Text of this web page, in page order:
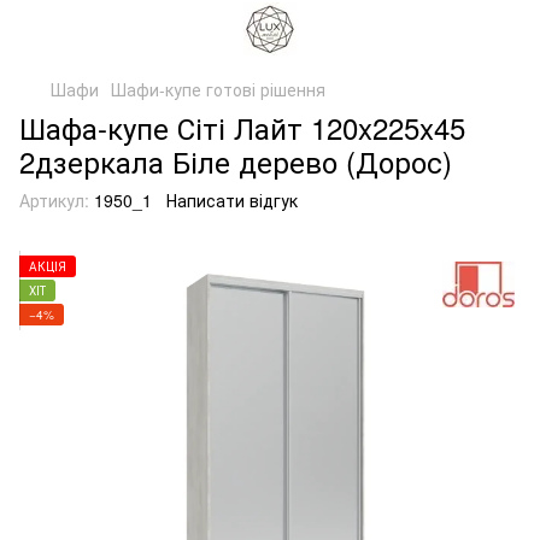
Шафи Шафи-купе готові рішення
Шафа-купе Сіті Лайт 120x225x45
2дзеркала Біле дерево (Дорос)
Артикул: 1950_1 Написати відгук
АКЦІЯ
ХІТ
−4%